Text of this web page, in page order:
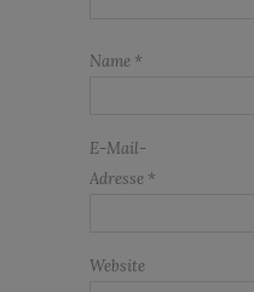
Name *
E-Mail-
Adresse *
Website